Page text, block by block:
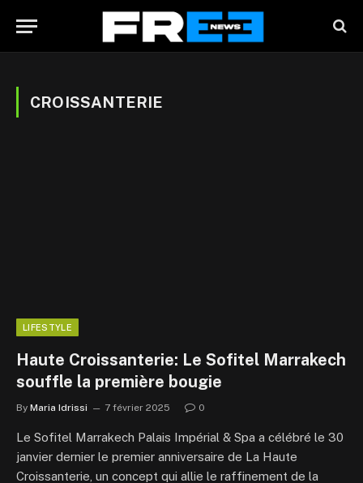
CROISSANTERIE
LIFESTYLE
Haute Croissanterie: Le Sofitel Marrakech
souffle la première bougie
By Maria Idrissi 7 février 2025 0
Le Sofitel Marrakech Palais Impérial & Spa a célébré le 30
janvier dernier le premier anniversaire de La Haute
Croissanterie, un concept qui allie le raffinement de la